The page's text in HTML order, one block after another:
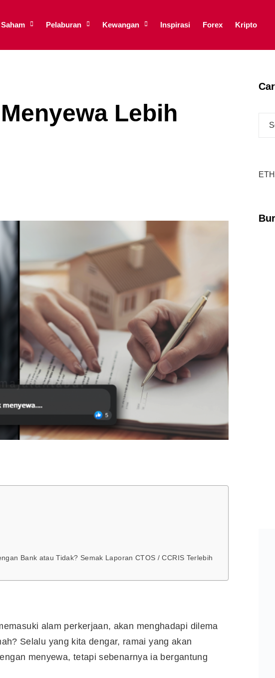
Pelaburan Kewangan Inspirasi Forex Kripto
Lebih
Bank atau Tidak? Semak Laporan CTOS / CCRIS Terlebih
alam perkerjaan, akan menghadapi dilema
Selalu yang kita dengar, ramai yang akan
menyewa, tetapi sebenarnya ia bergantung